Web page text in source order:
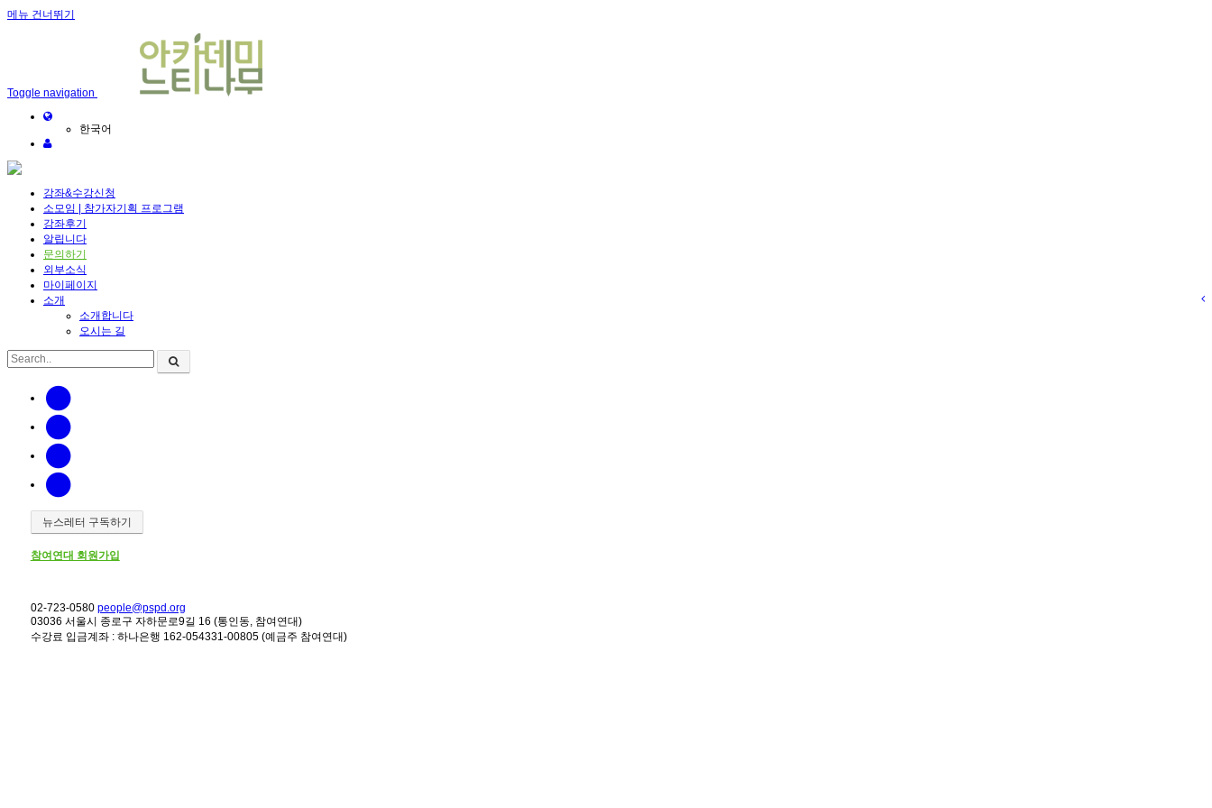
메뉴 건너뛰기
Toggle navigation
한국어
강좌&수강신청
소모임 | 참가자기획 프로그램
강좌후기
알립니다
문의하기
외부소식
마이페이지
소개
소개합니다
오시는 길
뉴스레터 구독하기
참여연대 회원가입
02-723-0580 people@pspd.org
03036 서울시 종로구 자하문로9길 16 (통인동, 참여연대)
수강료 입금계좌 : 하나은행 162-054331-00805 (예금주 참여연대)